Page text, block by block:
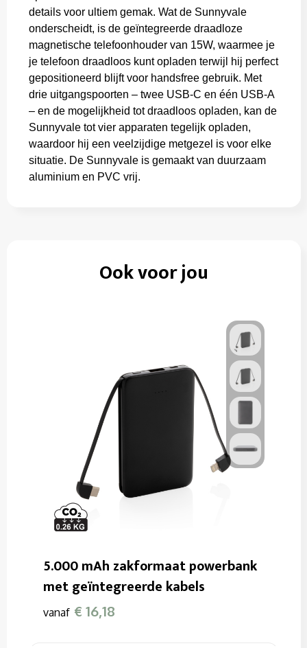
details voor ultiem gemak. Wat de Sunnyvale
onderscheidt, is de geïntegreerde draadloze
magnetische telefoonhouder van 15W, waarmee je
je telefoon draadloos kunt opladen terwijl hij perfect
gepositioneerd blijft voor handsfree gebruik. Met
drie uitgangspoorten – twee USB-C en één USB-A
– en de mogelijkheid tot draadloos opladen, kan de
Sunnyvale tot vier apparaten tegelijk opladen,
waardoor hij een veelzijdige metgezel is voor elke
situatie. De Sunnyvale is gemaakt van duurzaam
aluminium en PVC vrij.
Ook voor jou
5.000 mAh zakformaat powerbank
met geïntegreerde kabels
vanaf € 16,18